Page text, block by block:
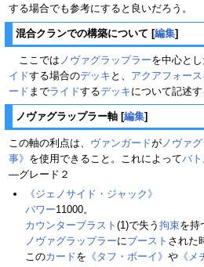
する場合でも参考にすると良いだろう。
混合クランでの構築について [編集]
ここでは ノヴァグラップラーを中心とし
イドする場合のデッキ と、 アクアフォース
ード までライドするデッキについて記述す
ノヴァグラップラー軸 [編集]
この軸の利点は、 ヴァンガードが ノヴァ
事》 を使用できること。これによってバ
―グレード２
《ジェノサイド・ジャック》
パワー11000。
カウンターブラスト (1)で失う 拘束を持
ノヴァグラップラーにブースト された
このカードを 《タフ・ボーイ》 や 《